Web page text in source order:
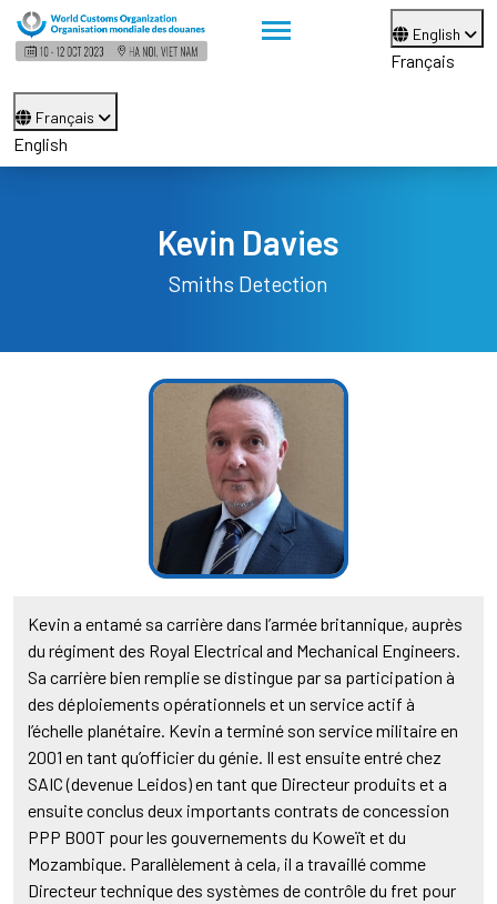
English
Français
Français
English
Kevin Davies
Smiths Detection
Kevin a entamé sa carrière dans l’armée britannique, auprès
du régiment des Royal Electrical and Mechanical Engineers.
Sa carrière bien remplie se distingue par sa participation à
des déploiements opérationnels et un service actif à
l’échelle planétaire. Kevin a terminé son service militaire en
2001 en tant qu’officier du génie. Il est ensuite entré chez
SAIC (devenue Leidos) en tant que Directeur produits et a
ensuite conclus deux importants contrats de concession
PPP BOOT pour les gouvernements du Koweït et du
Mozambique. Parallèlement à cela, il a travaillé comme
Directeur technique des systèmes de contrôle du fret pour